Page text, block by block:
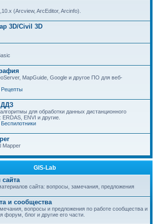
(Arcview, ArcEditor, Arcinfo).
3D/Civil 3D
MapGuide, Google и другое ПО для веб-
Рецепты
ДДЗ
для обработки данных дистанционного
ERDAS, ENVI и другие.
Беспилотники
Mapper
GIS-Lab
сайта: вопросы, замечания, предложения
и сообщества
вопросы и предложения по работе сообщества и
форум, блог и другие его части.